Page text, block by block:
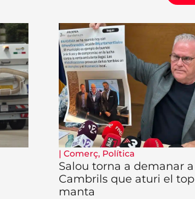
| Comerç, Política
Salou torna a demanar a
Cambrils que aturi el top
manta